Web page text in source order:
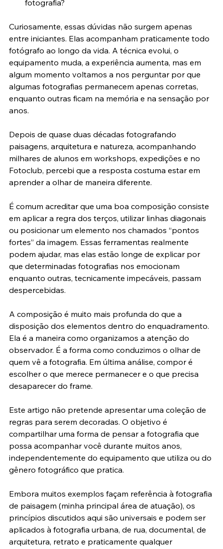
Como desenvolver um estilo pessoal na
Curiosamente, essas dúvidas não surgem apenas
entre iniciantes. Elas acompanham praticamente todo
fotógrafo ao longo da vida. A técnica evolui, o
equipamento muda, a experiência aumenta, mas em
algum momento voltamos a nos perguntar por que
algumas fotografias permanecem apenas corretas,
enquanto outras ficam na memória e na sensação por
Depois de quase duas décadas fotografando
paisagens, arquitetura e natureza, acompanhando
milhares de alunos em workshops, expedições e no
Fotoclub, percebi que a resposta costuma estar em
É comum acreditar que uma boa composição consiste
em aplicar a regra dos terços, utilizar linhas diagonais
ou posicionar um elemento nos chamados “pontos
fortes” da imagem. Essas ferramentas realmente
podem ajudar, mas elas estão longe de explicar por
que determinadas fotografias nos emocionam
enquanto outras, tecnicamente impecáveis, passam
A composição é muito mais profunda do que a
disposição dos elementos dentro do enquadramento.
Ela é a maneira como organizamos a atenção do
observador. É a forma como conduzimos o olhar de
quem vê a fotografia. Em última análise, compor é
escolher o que merece permanecer e o que precisa
Este artigo não pretende apresentar uma coleção de
regras para serem decoradas. O objetivo é
compartilhar uma forma de pensar a fotografia que
possa acompanhar você durante muitos anos,
independentemente do equipamento que utiliza ou do
Embora muitos exemplos façam referência à fotografia
de paisagem (minha principal área de atuação), os
princípios discutidos aqui são universais e podem ser
aplicados à fotografia urbana, de rua, documental, de